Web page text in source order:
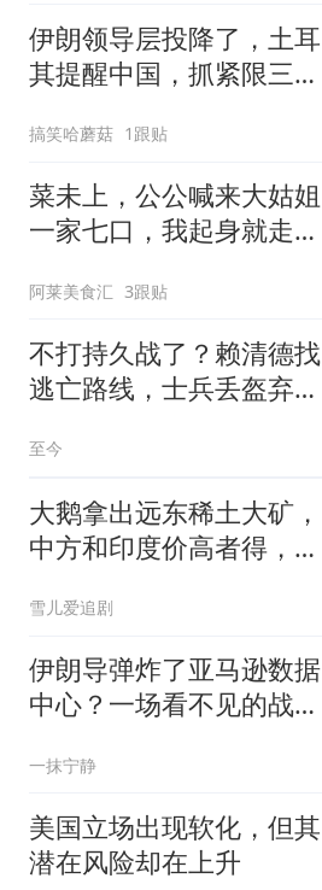
伊朗领导层投降了，土耳
其提醒中国，抓紧限三国
搞笑哈蘑菇 1跟贴
菜未上，公公喊来大姑姐
一家七口，我起身就走，
阿莱美食汇 3跟贴
不打持久战了？赖清德找
逃亡路线，士兵丢盔弃
至今
大鹅拿出远东稀土大矿，
中方和印度价高者得，背
雪儿爱追剧
伊朗导弹炸了亚马逊数据
中心？一场看不见的战争
一抹宁静
美国立场出现软化，但其
潜在风险却在上升